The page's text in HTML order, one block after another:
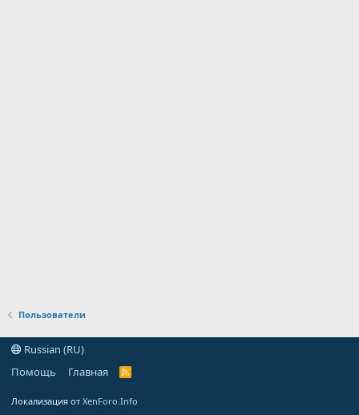
Пользователи
Russian (RU)
Помощь
Главная
R
Локализация от XenForo.Info